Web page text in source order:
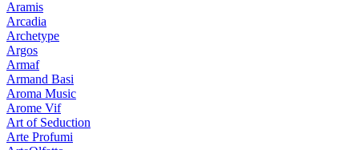
Aramis
Arcadia
Archetype
Argos
Armaf
Armand Basi
Aroma Music
Arome Vif
Art of Seduction
Arte Profumi